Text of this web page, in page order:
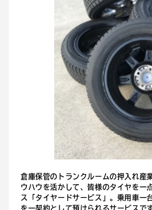
倉庫保管のトランクルームの押入れ産
ウハウを活かして、皆様のタイヤを一
ス「タイヤードサービス」。乗用車一
を一契約として預けられるサービスです